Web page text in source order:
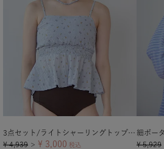
3点セット/ライトシャーリングトップス付ビキニ/水着【メール便可／100】
¥ 4,939 ＞ ¥ 3,000 税込
¥ 5,929